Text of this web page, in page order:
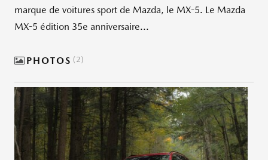
marque de voitures sport de Mazda, le MX-5. Le Mazda
MX-5 édition 35e anniversaire...
PHOTOS 2